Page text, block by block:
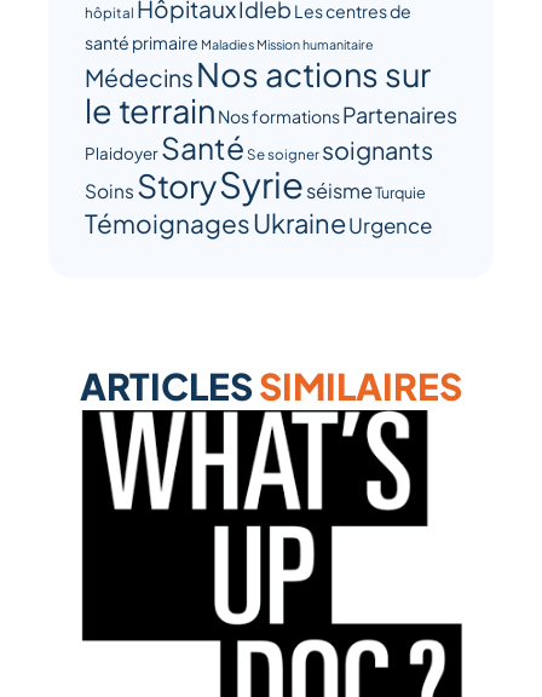
hôpital HôpitauxIdleb Les centres de
santé primaire Maladies Mission humanitaire
Médecins Nos actions sur
le terrain Nos formationsPartenaires
PlaidoyerSanté Se soigner soignants
Soins StorySyrieséismeTurquie
TémoignagesUkraineUrgence
ARTICLESSIMILAIRES